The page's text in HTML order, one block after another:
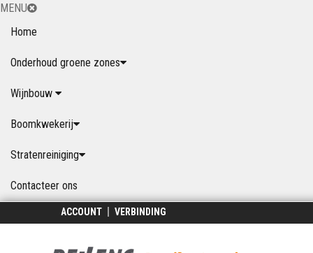
MENU
Home
Onderhoud groene zones
Wijnbouw
Boomkwekerij
Stratenreiniging
Contacteer ons
ACCOUNT VERBINDING